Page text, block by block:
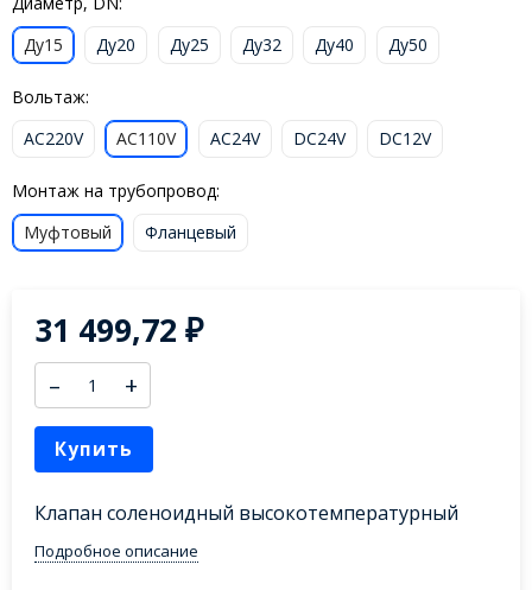
Ду15
Ду20 Ду25 Ду32 Ду40 Ду50
Вольтаж:
AC220V
AC110V AC24V DC24V DC12V
Монтаж на трубопровод:
Муфтовый
Фланцевый
31 499,72₽
– +
Купить
Клапан соленоидный высокотемпературный
Подробное описание